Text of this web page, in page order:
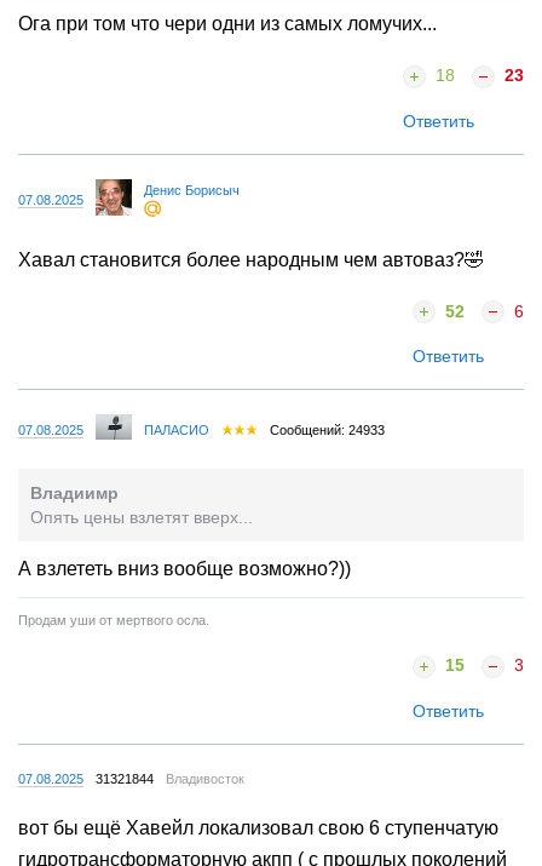
Ога при том что чери одни из самых ломучих...
18 23
Ответить
07.08.2025
Денис Борисыч
Хавал становится более народным чем автоваз?🤣
52 6
Ответить
07.08.2025 ПАЛАСИО Сообщений: 24933
Владиимр
Опять цены взлетят вверх...
А взлететь вниз вообще возможно?))
Продам уши от мертвого осла.
15 3
Ответить
07.08.2025 31321844 Владивосток
вот бы ещё Хавейл локализовал свою 6 ступенчатую
гидротрансформаторную акпп ( с прошлых поколений